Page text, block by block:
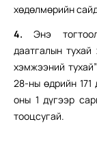
хөдөлмөрийн
4. Энэ
даатгалын тухай
хэмжээний
28-ны өдрийн 171
оны 1 дүгээр
тооцсугай.